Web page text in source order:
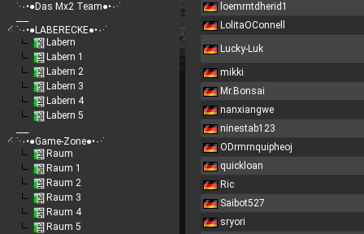
˙·٠•●Das Mx2 Team●•٠·˙
˙·٠•●LABERECKE●•٠·˙
Labern
Labern 1
Labern 2
Labern 3
Labern 4
Labern 5
˙·٠•●Game-Zone●•٠·˙
Raum
Raum 1
Raum 2
Raum 3
Raum 4
Raum 5
loemrntdherid1
LolitaOConnell
Lucky-Luk
mikki
Mr.Bonsai
nanxiangwe
ninestab123
ODrmrnquipheoj
quickloan
Ric
Saibot527
sryori